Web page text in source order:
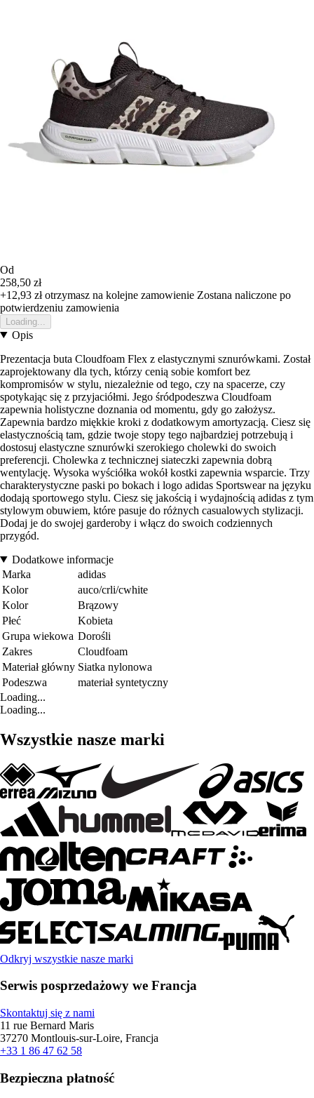
Od
258,50 zł
+12,93 złotrzymasz na kolejne zamowienie Zostana naliczone po
potwierdzeniu zamowienia
Loading...
Opis
Prezentacja buta Cloudfoam Flex z elastycznymi sznurówkami. Został
zaprojektowany dla tych, którzy cenią sobie komfort bez
kompromisów w stylu, niezależnie od tego, czy na spacerze, czy
spotykając się z przyjaciółmi. Jego śródpodeszwa Cloudfoam
zapewnia holistyczne doznania od momentu, gdy go założysz.
Zapewnia bardzo miękkie kroki z dodatkowym amortyzacją. Ciesz się
elastycznością tam, gdzie twoje stopy tego najbardziej potrzebują i
dostosuj elastyczne sznurówki szerokiego cholewki do swoich
preferencji. Cholewka z technicznej siateczki zapewnia dobrą
wentylację. Wysoka wyściółka wokół kostki zapewnia wsparcie. Trzy
charakterystyczne paski po bokach i logo adidas Sportswear na języku
dodają sportowego stylu. Ciesz się jakością i wydajnością adidas z tym
stylowym obuwiem, które pasuje do różnych casualowych stylizacji.
Dodaj je do swojej garderoby i włącz do swoich codziennych
przygód.
Dodatkowe informacje
Marka
adidas
Kolor
auco/crli/cwhite
Kolor
Brązowy
Płeć
Kobieta
Grupa wiekowa Dorośli
Zakres
Cloudfoam
Materiał główny Siatka nylonowa
Podeszwa
materiał syntetyczny
Loading...
Loading...
Wszystkie nasze marki
Odkryj wszystkie nasze marki
Serwis posprzedażowy we Francja
Skontaktuj się z nami
11 rue Bernard Maris
37270 Montlouis-sur-Loire, Francja
+33 1 86 47 62 58
Bezpieczna płatność